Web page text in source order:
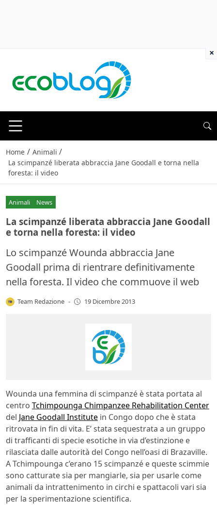
Home / Animali /
La scimpanzé liberata abbraccia Jane Goodall e torna nella
foresta: il video
Animali News
La scimpanzé liberata abbraccia Jane Goodall
e torna nella foresta: il video
Lo scimpanzé Wounda abbraccia Jane
Goodall prima di rientrare definitivamente
nella foresta. Il video che commuove il web
Team Redazione - 19 Dicembre 2013
Wounda una femmina di scimpanzé è stata portata al
centro Tchimpounga Chimpanzee Rehabilitation Center
del Jane Goodall Institute in Congo dopo che è stata
ritrovata in fin di vita. E’ stata sequestrata a un gruppo
di trafficanti di specie esotiche in via d’estinzione e
rilasciata dalle autorità del Congo nell’oasi di Brazaville.
A Tchimpounga c’erano 15 scimpanzé e queste scimmie
sono catturate sia per mangiarle, sia per usarle come
animali da intrattenimento in circhi e spattacoli vari sia
per la sperimentazione scientifica.
×